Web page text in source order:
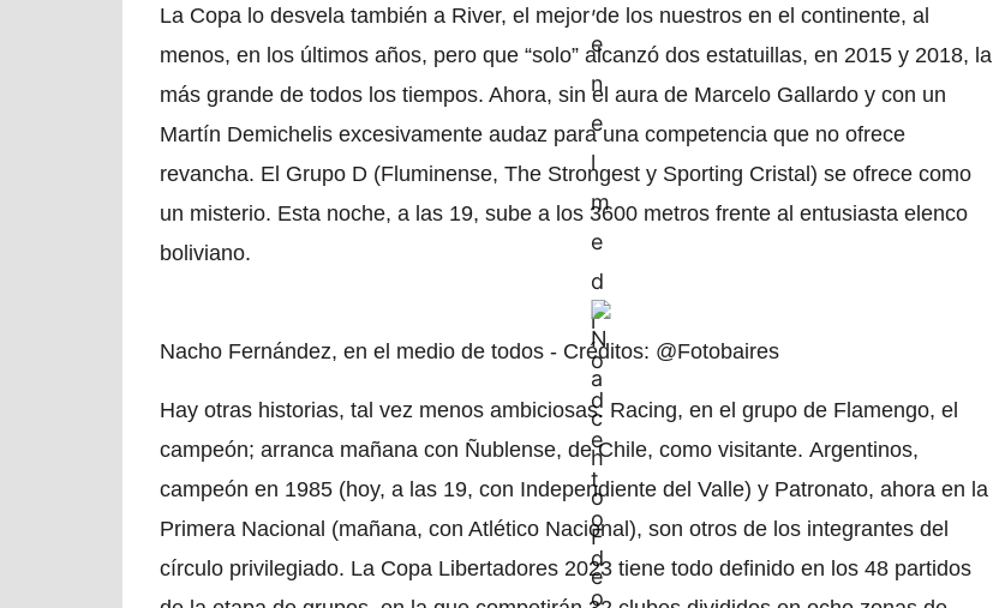
La Copa lo desvela también a River, el mejor de los nuestros en el continente, al
menos, en los últimos años, pero que “solo” alcanzó dos estatuillas, en 2015 y 2018, la
más grande de todos los tiempos. Ahora, sin el aura de Marcelo Gallardo y con un
Martín Demichelis excesivamente audaz para una competencia que no ofrece
revancha. El Grupo D (Fluminense, The Strongest y Sporting Cristal) se ofrece como
un misterio. Esta noche, a las 19, sube a los 3600 metros frente al entusiasta elenco
boliviano.
Nacho Fernández, en el medio de todos - Créditos: @Fotobaires
Hay otras historias, tal vez menos ambiciosas. Racing, en el grupo de Flamengo, el
campeón; arranca mañana con Ñublense, de Chile, como visitante. Argentinos,
campeón en 1985 (hoy, a las 19, con Independiente del Valle) y Patronato, ahora en la
Primera Nacional (mañana, con Atlético Nacional), son otros de los integrantes del
círculo privilegiado. La Copa Libertadores 2023 tiene todo definido en los 48 partidos